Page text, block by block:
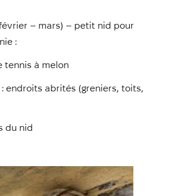
– mars) – petit nid pour
:
tennis à melon
endroits abrités (greniers, toits,
du nid